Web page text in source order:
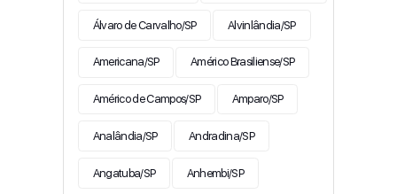
Álvaro de Carvalho/SP Alvinlândia/SP
Americana/SP Américo Brasiliense/SP
Américo de Campos/SP Amparo/SP
Analândia/SP Andradina/SP
Angatuba/SP Anhembi/SP